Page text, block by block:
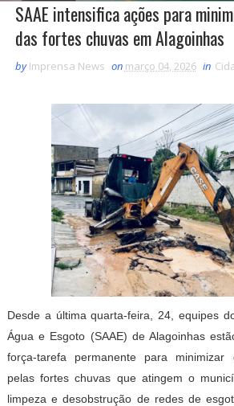
SAAE intensifica ações para
das fortes chuvas em Alagoinhas
by Imprensa News on março 04, 2026 in
Desde a última quarta-feira, 24, equipes
Água e Esgoto (SAAE) de Alagoinhas
força-tarefa permanente para minimizar
pelas fortes chuvas que atingem o
limpeza e desobstrução de redes de